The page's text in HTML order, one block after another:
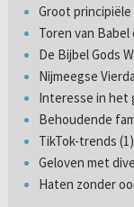
Groot principiële
Toren van
De Bijbel Gods
Nijmeegse
Interesse in het
Behoudende
TikTok-trends (1)
Geloven met
Haten zonder